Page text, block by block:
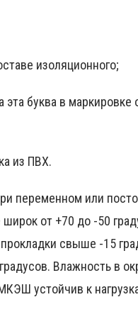
изоляционного;
буква в маркировке
из ПВХ.
переменном или
от +70 до -50
свыше -15
Влажность
устойчив к